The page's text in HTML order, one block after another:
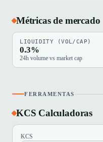
Métricas de mercado
LIQUIDITY (VOL/CAP)
0.3%
24h volume vs market cap
FERRAMENTAS
KCS Calculadoras
KCS